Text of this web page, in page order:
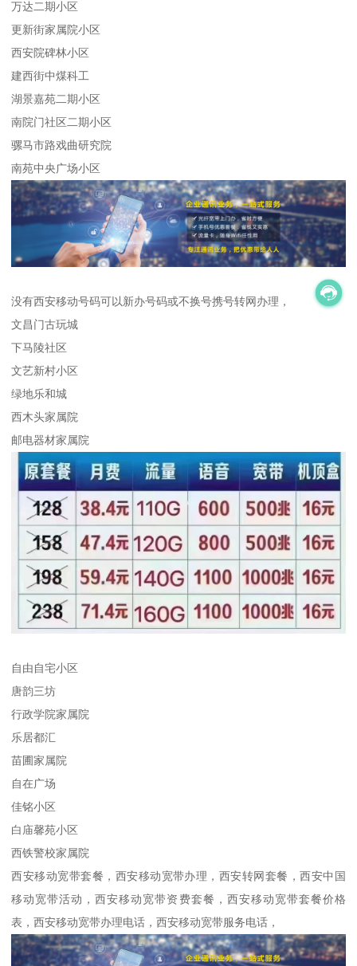
万达二期小区
更新街家属院小区
西安院碑林小区
建西街中煤科工
湖景嘉苑二期小区
南院门社区二期小区
骡马市路戏曲研究院
南苑中央广场小区
没有西安移动号码可以新办号码或不换号携号转网办理，
文昌门古玩城
下马陵社区
文艺新村小区
绿地乐和城
西木头家属院
邮电器材家属院
自由自宅小区
唐韵三坊
行政学院家属院
乐居都汇
苗圃家属院
自在广场
佳铭小区
白庙馨苑小区
西铁警校家属院
西安移动宽带套餐，西安移动宽带办理，西安转网套餐，西安中国
移动宽带活动，西安移动宽带资费套餐，西安移动宽带套餐价格
表，西安移动宽带办理电话，西安移动宽带服务电话，